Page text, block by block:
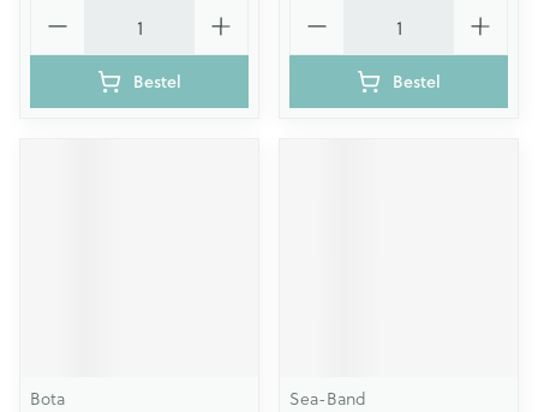
Bestel Bestel
Bota Sea-Band